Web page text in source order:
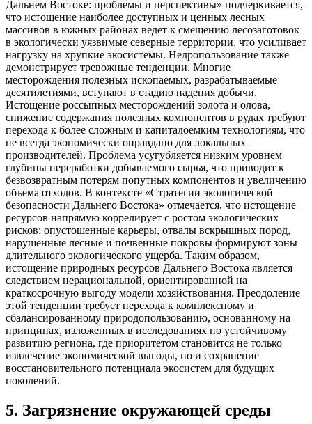
Дальнем Востоке: проблемы и перспективы» подчеркивается,
что истощение наиболее доступных и ценных лесных
массивов в южных районах ведет к смещению лесозаготовок
в экологически уязвимые северные территории, что усиливает
нагрузку на хрупкие экосистемы. Недропользование также
демонстрирует тревожные тенденции. Многие
месторождения полезных ископаемых, разрабатываемые
десятилетиями, вступают в стадию падения добычи.
Истощение россыпных месторождений золота и олова,
снижение содержания полезных компонентов в рудах требуют
перехода к более сложным и капиталоемким технологиям, что
не всегда экономически оправдано для локальных
производителей. Проблема усугубляется низким уровнем
глубины переработки добываемого сырья, что приводит к
безвозвратным потерям попутных компонентов и увеличению
объема отходов. В контексте «Стратегии экологической
безопасности Дальнего Востока» отмечается, что истощение
ресурсов напрямую коррелирует с ростом экологических
рисков: опустошенные карьеры, отвалы вскрышных пород,
нарушенные лесные и почвенные покровы формируют зоны
длительного экологического ущерба. Таким образом,
истощение природных ресурсов Дальнего Востока является
следствием нерациональной, ориентированной на
краткосрочную выгоду модели хозяйствования. Преодоление
этой тенденции требует перехода к комплексному и
сбалансированному природопользованию, основанному на
принципах, изложенных в исследованиях по устойчивому
развитию региона, где приоритетом становится не только
извлечение экономической выгоды, но и сохранение
восстановительного потенциала экосистем для будущих
поколений.
5. Загрязнение окружающей среды